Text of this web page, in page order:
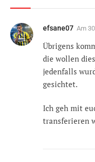
efsane07 Am
Übrigens
die wollen
jedenfalls
gesichtet.
Ich geh mit
transferieren